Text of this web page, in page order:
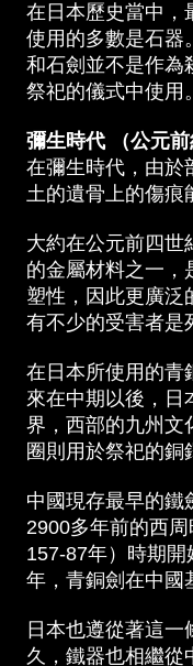
在日本歷史當中，
使用的多數是石器
和石劍並不是作為
祭祀的儀式中使用
彌生時代 （公元
在彌生時代，由於
土的遺骨上的傷痕
大約在公元前四世
的金屬材料之一，
塑性，因此更廣泛
有不少的受害者是
在日本所使用的青
來在中期以後，日
界，西部的九州文
圈則用於祭祀的銅
中國現存最早的鐵
2900多年前的西
157-87年）時期
年，青銅劍在中國
日本也遵從著這
久，鐵器也相繼從